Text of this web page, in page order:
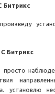
Битрикс
Битрикс
установлю